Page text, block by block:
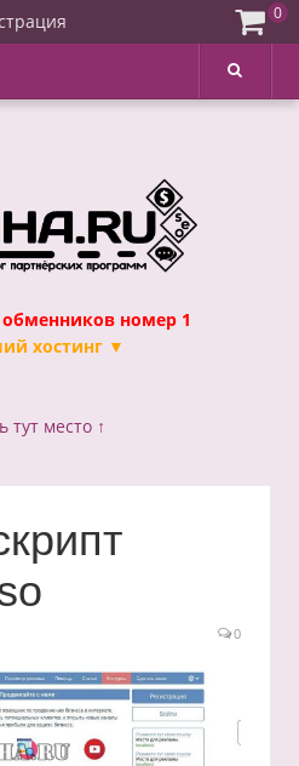
номер 1
хостинг ▼
тут место ↑
0
0